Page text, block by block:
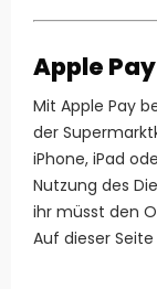
Apple Pay
Mit Apple Pay
der
iPhone, iPad
Nutzung des
ihr müsst den
Auf dieser